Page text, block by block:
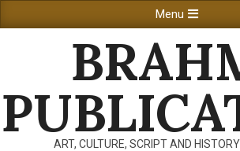
to
Navigation
Menu
ART, CULTURE, SCRIPT AND